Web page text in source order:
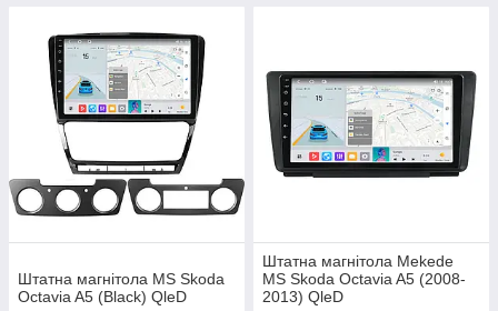
Штатна магнітола MS Skoda
Octavia A5 (Black) QleD
Штатна магнітола Mekede
MS Skoda Octavia A5 (2008-
2013) QleD